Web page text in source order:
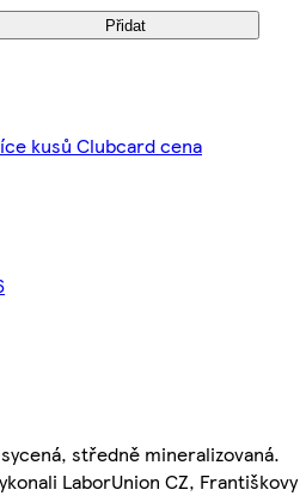
Přidat
kusů Clubcard cena
středně mineralizovaná.
LaborUnion CZ, Františkovy